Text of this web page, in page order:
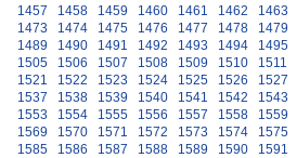
1457
1458 1459 1460 1461 1462 1463
1473
1474 1475 1476 1477 1478 1479
1489
1490 1491 1492 1493 1494 1495
1505
1506 1507 1508 1509 1510 1511
1521
1522 1523 1524 1525 1526 1527
1537
1538 1539 1540 1541 1542 1543
1553
1554 1555 1556 1557 1558 1559
1569
1570 1571 1572 1573 1574 1575
1585
1586 1587 1588 1589 1590 1591